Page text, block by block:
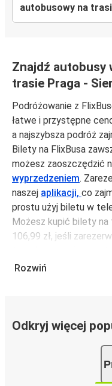
autobusowy na
Znajdź autobusy
trasie Praga -
Podróżowanie z
łatwe i przystępne
a najszybsza podróż
Bilety na FlixBusa
możesz zaoszczędzić
wyprzedzeniem.
naszej aplikacji, co
prostu użyj biletu w
Możesz kupić bilety na
106,99 zł, jeśli
szybko, łatwo i zadbać
Trasa Praga - Sieradz
niż podróż
nad tym, by jeszcze
Rozwiń
Odkryj więcej